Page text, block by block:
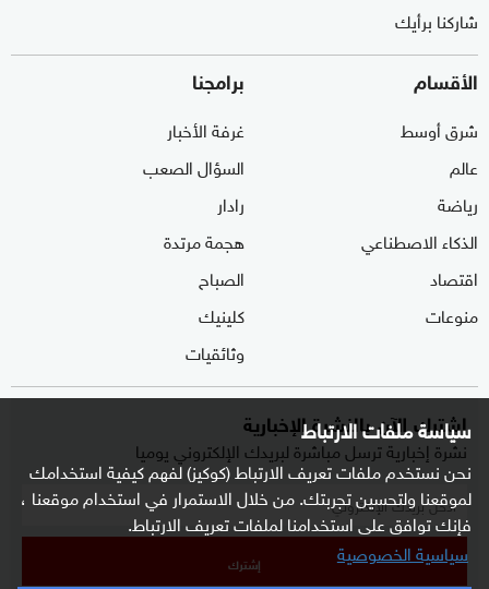
سياسة ملفات الارتباط
نحن نستخدم ملفات تعريف الارتباط (كوكيز) لفهم كيفية استخدامك
لموقعنا ولتحسين تجربتك. من خلال الاستمرار في استخدام موقعنا ،
فإنك توافق على استخدامنا لملفات تعريف الارتباط.
سياسية الخصوصية
شاركنا برأيك
الأقسام
شرق أوسط
عالم
رياضة
الذكاء الاصطناعي
اقتصاد
منوعات
برامجنا
غرفة الأخبار
السؤال الصعب
رادار
هجمة مرتدة
الصباح
كلينيك
وثائقيات
اشترك الآن بالنشرة الإخبارية
نشرة إخبارية ترسل مباشرة لبريدك الإلكتروني يوميا
إشترك